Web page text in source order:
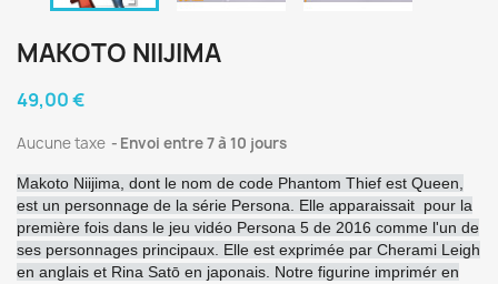
MAKOTO NIIJIMA
49,00 €
Aucune taxe Envoi entre 7 à 10 jours
Makoto Niijima, dont le nom de code Phantom Thief est Queen,
est un personnage de la série Persona. Elle apparaissait pour la
première fois dans le jeu vidéo Persona 5 de 2016 comme l'un de
ses personnages principaux. Elle est exprimée par Cherami Leigh
en anglais et Rina Satō en japonais. Notre figurine imprimér en